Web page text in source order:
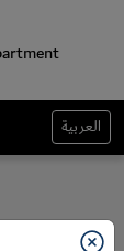
العربية